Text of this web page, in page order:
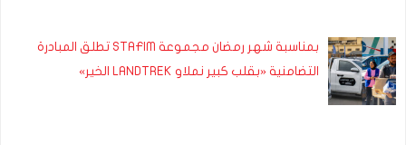
بمناسبة شهر رمضان مجموعة STAFIM تطلق المبادرة
التضامنية «بقلب كبير نملاو LANDTREK الخير»